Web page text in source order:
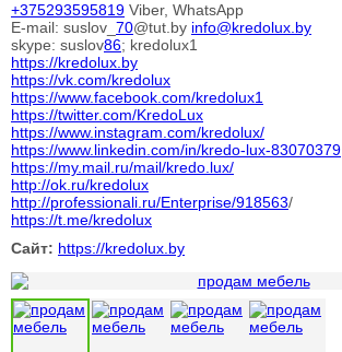
+375293595819 Viber, WhatsApp
E-mail: suslov_ 70@tut.by info@kredolux.by
skype: suslov86; kredolux1
https://kredolux.by
https://vk.com/kredolux
https://www.facebook.com/kredolux1
https://twitter.com/KredoLux
https://www.instagram.com/kredolux/
https://www.linkedin.com/in/kredo-lux-83070379
https://my.mail.ru/mail/kredo.lux/
http://ok.ru/kredolux
http://professionali.ru/Enterprise/918563/
https://t.me/kredolux
Сайт: https://kredolux.by